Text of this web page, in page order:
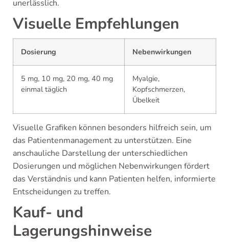
unerlässlich.
Visuelle Empfehlungen
Dosierung Nebenwirkungen
5 mg, 10 mg, 20 mg, 40 mg
einmal täglich
Myalgie,
Kopfschmerzen,
Übelkeit
Visuelle Grafiken können besonders hilfreich sein, um
das Patientenmanagement zu unterstützen. Eine
anschauliche Darstellung der unterschiedlichen
Dosierungen und möglichen Nebenwirkungen fördert
das Verständnis und kann Patienten helfen, informierte
Entscheidungen zu treffen.
Kauf- und
Lagerungshinweise